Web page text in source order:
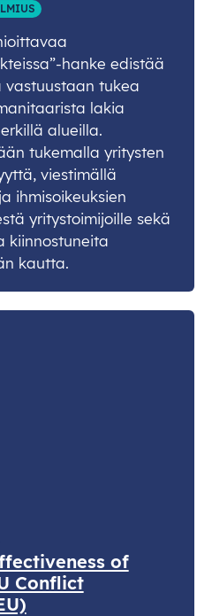
hanke edistää
vastuustaan tukea
lakia
alueilla.
tukemalla yritysten
viestimällä
ihmisoikeuksien
yritystoimijoille sekä
kiinnostuneita
kautta.
of
Conflict